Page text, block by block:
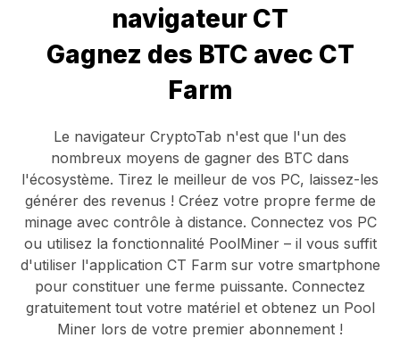
navigateur CT
Gagnez des BTC avec CT
Farm
Le navigateur CryptoTab n'est que l'un des
nombreux moyens de gagner des BTC dans
l'écosystème. Tirez le meilleur de vos PC, laissez-les
générer des revenus ! Créez votre propre ferme de
minage avec contrôle à distance. Connectez vos PC
ou utilisez la fonctionnalité PoolMiner– il vous suffit
d'utiliser l'application CT Farm sur votre smartphone
pour constituer une ferme puissante. Connectez
gratuitement tout votre matériel et obtenez un Pool
Miner lors de votre premier abonnement !